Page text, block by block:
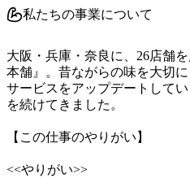
私たちの事業について
大阪・兵庫・奈良に、26店舗
本舗』。昔ながらの味を大切
サービスをアップデートして
を続けてきました。
【この仕事のやりがい】
<<やりがい>>